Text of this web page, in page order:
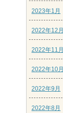
2023年1月
2022年12月
2022年11月
2022年10月
2022年9月
2022年8月